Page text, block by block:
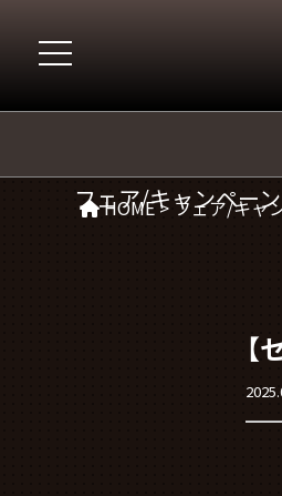
フェア/キャンペーン
HOME> フェア/キャ